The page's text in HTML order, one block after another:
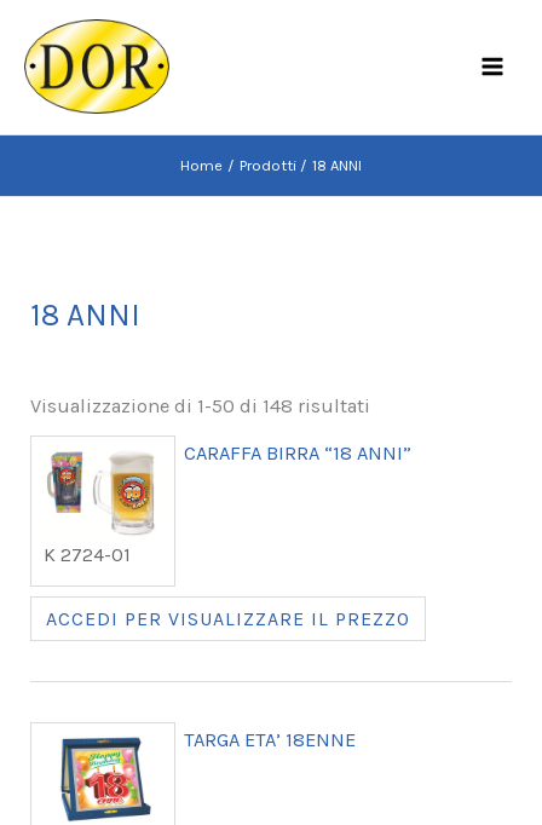
contenuto
Home Prodotti 18 ANNI
18 ANNI
Visualizzazione di 1-50 di 148 risultati
K 2724-01
CARAFFA BIRRA “18 ANNI”
ACCEDI PER VISUALIZZARE IL PREZZO
TARGA ETA’ 18ENNE